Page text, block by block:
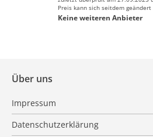
Preis kann sich seitdem geändert
Keine weiteren Anbieter
Über uns
Impressum
Datenschutzerklärung